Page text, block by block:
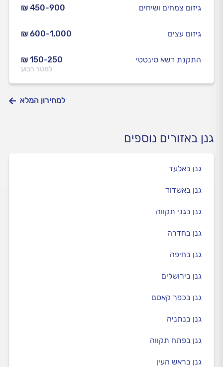
₪ 450-900 גיזום צמחים ושיחים
₪ 600-1,000 גיזום עצים
₪ 150-250
למטר רבוע
התקנת דשא סינטטי
למחירון המלא
גנן באזורים נוספים
גנן באלעד
גנן באשדוד
גנן בגני תקווה
גנן בחדרה
גנן בחיפה
גנן בירושלים
גנן בכפר קאסם
גנן בנתניה
גנן בפתח תקווה
גנן בראש העין